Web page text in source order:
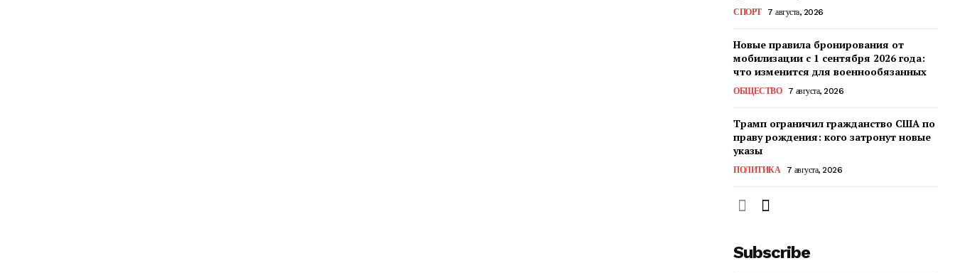
СПОРТ 7 августа, 2026
Новые правила бронирования от
мобилизации с 1 сентября 2026 года:
что изменится для военнообязанных
ОБЩЕСТВО 7 августа, 2026
Трамп ограничил гражданство США по
праву рождения: кого затронут новые
указы
ПОЛИТИКА 7 августа, 2026
Subscribe